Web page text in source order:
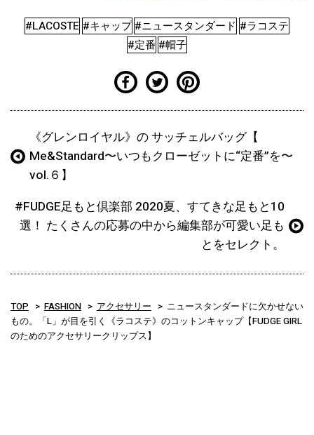
#LACOSTE #キャップ #ニュースタンダード #ラコステ
#定番 #帽子
《グレンロイヤル》の サッチェルバッグ【
Me&Standard〜いつもクローゼットに“定番”を〜
vol.６】
#FUDGE足もと倶楽部 2020夏、すてきな足もと10
選！ たくさんの応募の中から編集部が可愛い足も
とをセレクト。
TOP FASHION アクセサリー
ニュースタンダードに欠かせない
もの。「L」が目を引く《ラコステ》のコットンキャップ【FUDGE GIRL
のためのアクセサリークリップス】